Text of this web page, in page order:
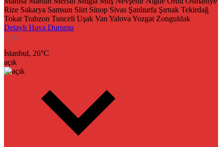
Rize Sakarya Samsun Siirt Sinop Sivas Şanlıurfa Şırnak Tekirdağ
Tokat Trabzon Tunceli Uşak Van Yalova Yozgat Zonguldak
Detaylı Hava Durumu
İstanbul, 26°C
açık